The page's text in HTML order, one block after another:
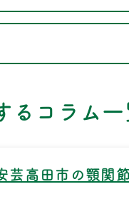
るコラム
芸高田市の顎関